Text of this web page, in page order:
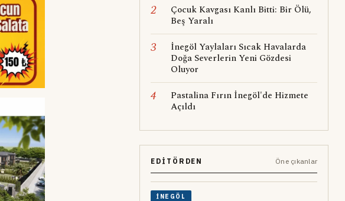
2
Çocuk Kavgası Kanlı Bitti: Bir Ölü,
Beş Yaralı
3
İnegöl Yaylaları Sıcak Havalarda
Doğa Severlerin Yeni Gözdesi
Oluyor
4
Pastalina Fırın İnegöl'de Hizmete
Açıldı
EDITÖRDEN Öne çıkanlar
İNEGÖL